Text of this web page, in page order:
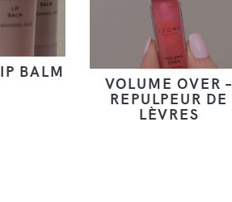
BALM
VOLUME OVER –
REPULPEUR DE
LÈVRES